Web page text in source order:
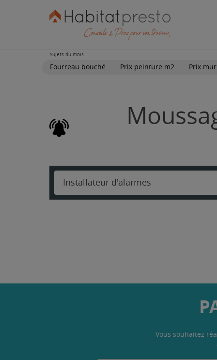
Sujets du mois
Fourreau bouché Prix peinture m2 Prix
Installateur d'alarmes
Vous souhaitez